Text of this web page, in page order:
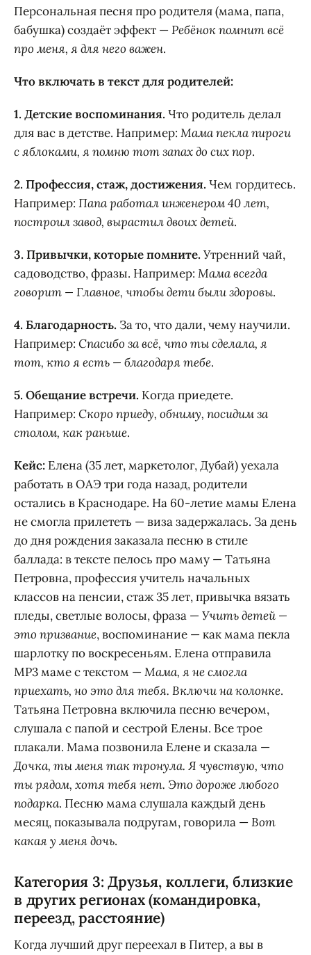
Персональная песня про родителя (мама, папа,
бабушка) создаёт эффект —Ребёнок помнит всё
про меня, я для него важен.
Что включать в текст для родителей:
1. Детские воспоминания. Что родитель делал
для вас в детстве. Например: Мама пекла пироги
с яблоками, я помню тот запах до сих пор.
2. Профессия, стаж, достижения. Чем гордитесь.
Например: Папа работал инженером 40 лет,
построил завод, вырастил двоих детей.
3. Привычки, которые помните. Утренний чай,
садоводство, фразы. Например: Мама всегда
говорит — Главное, чтобы дети были здоровы.
4. Благодарность. За то, что дали, чему научили.
Например: Спасибо за всё, что ты сделала, я
тот, кто я есть — благодаря тебе.
5. Обещание встречи. Когда приедете.
Например: Скоро приеду, обниму, посидим за
столом, как раньше.
Кейс: Елена (35 лет, маркетолог, Дубай) уехала
работать в ОАЭ три года назад, родители
остались в Краснодаре. На 60-летие мамы Елена
не смогла прилететь — виза задержалась. За день
до дня рождения заказала песню в стиле
баллада: в тексте пелось про маму — Татьяна
Петровна, профессия учитель начальных
классов на пенсии, стаж 35 лет, привычка вязать
пледы, светлые волосы, фраза —Учить детей —
это призвание, воспоминание — как мама пекла
шарлотку по воскресеньям. Елена отправила
MP3 маме с текстом —Мама, я не смогла
приехать, но это для тебя. Включи на колонке.
Татьяна Петровна включила песню вечером,
слушала с папой и сестрой Елены. Все трое
плакали. Мама позвонила Елене и сказала —
Дочка, ты меня так тронула. Я чувствую, что
ты рядом, хотя тебя нет. Это дороже любого
подарка. Песню мама слушала каждый день
месяц, показывала подругам, говорила —Вот
какая у меня дочь.
Категория 3: Друзья, коллеги, близкие
в других регионах (командировка,
переезд, расстояние)
Когда лучший друг переехал в Питер, а вы в